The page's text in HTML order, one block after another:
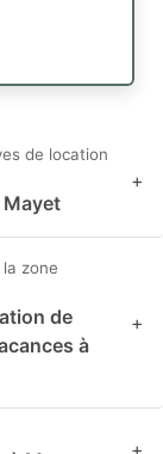
de location
Mayet
+
zone
de
à
+
+